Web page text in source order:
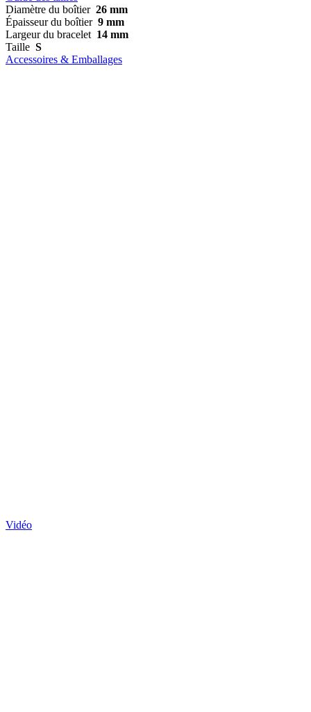
Diamètre du boîtier 26 mm
Épaisseur du boîtier 9 mm
Largeur du bracelet 14 mm
Taille S
Accessoires & Emballages
Vidéo